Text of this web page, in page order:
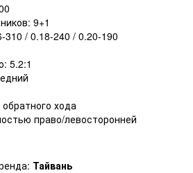
9+1
/ 0.18-240 / 0.20-190
5.2:1
хода
право/левосторонней
Тайвань